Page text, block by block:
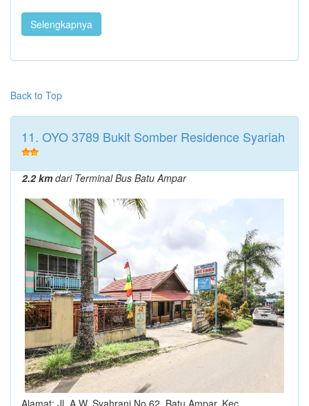
Selengkapnya
Back to Top
11. OYO 3789 Bukit Somber Residence Syariah
2.2 kmdari Terminal Bus Batu Ampar